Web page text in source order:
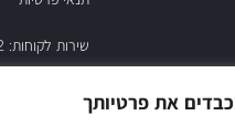
את פרטיותך
שירות לקוחות: 03-6837822